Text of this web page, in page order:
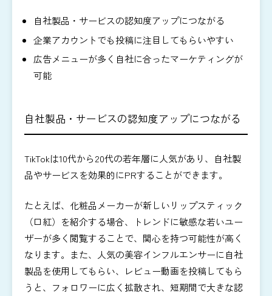
自社製品・サービスの認知度アップにつながる
企業アカウントでも投稿に注目してもらいやすい
広告メニューが多く自社に合ったマーケティングが
可能
自社製品・サービスの認知度アップにつながる
TikTokは10代から20代の若年層に人気があり、自社製
品やサービスを効果的にPRすることができます。
たとえば、化粧品メーカーが新しいリップスティック
（口紅）を紹介する場合、トレンドに敏感な若いユー
ザーが多く閲覧することで、関心を持つ可能性が高く
なります。また、人気の美容インフルエンサーに自社
製品を使用してもらい、レビュー動画を投稿してもら
うと、フォロワーに広く拡散され、短期間で大きな認